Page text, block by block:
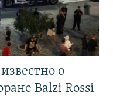
о
Balzi Rossi